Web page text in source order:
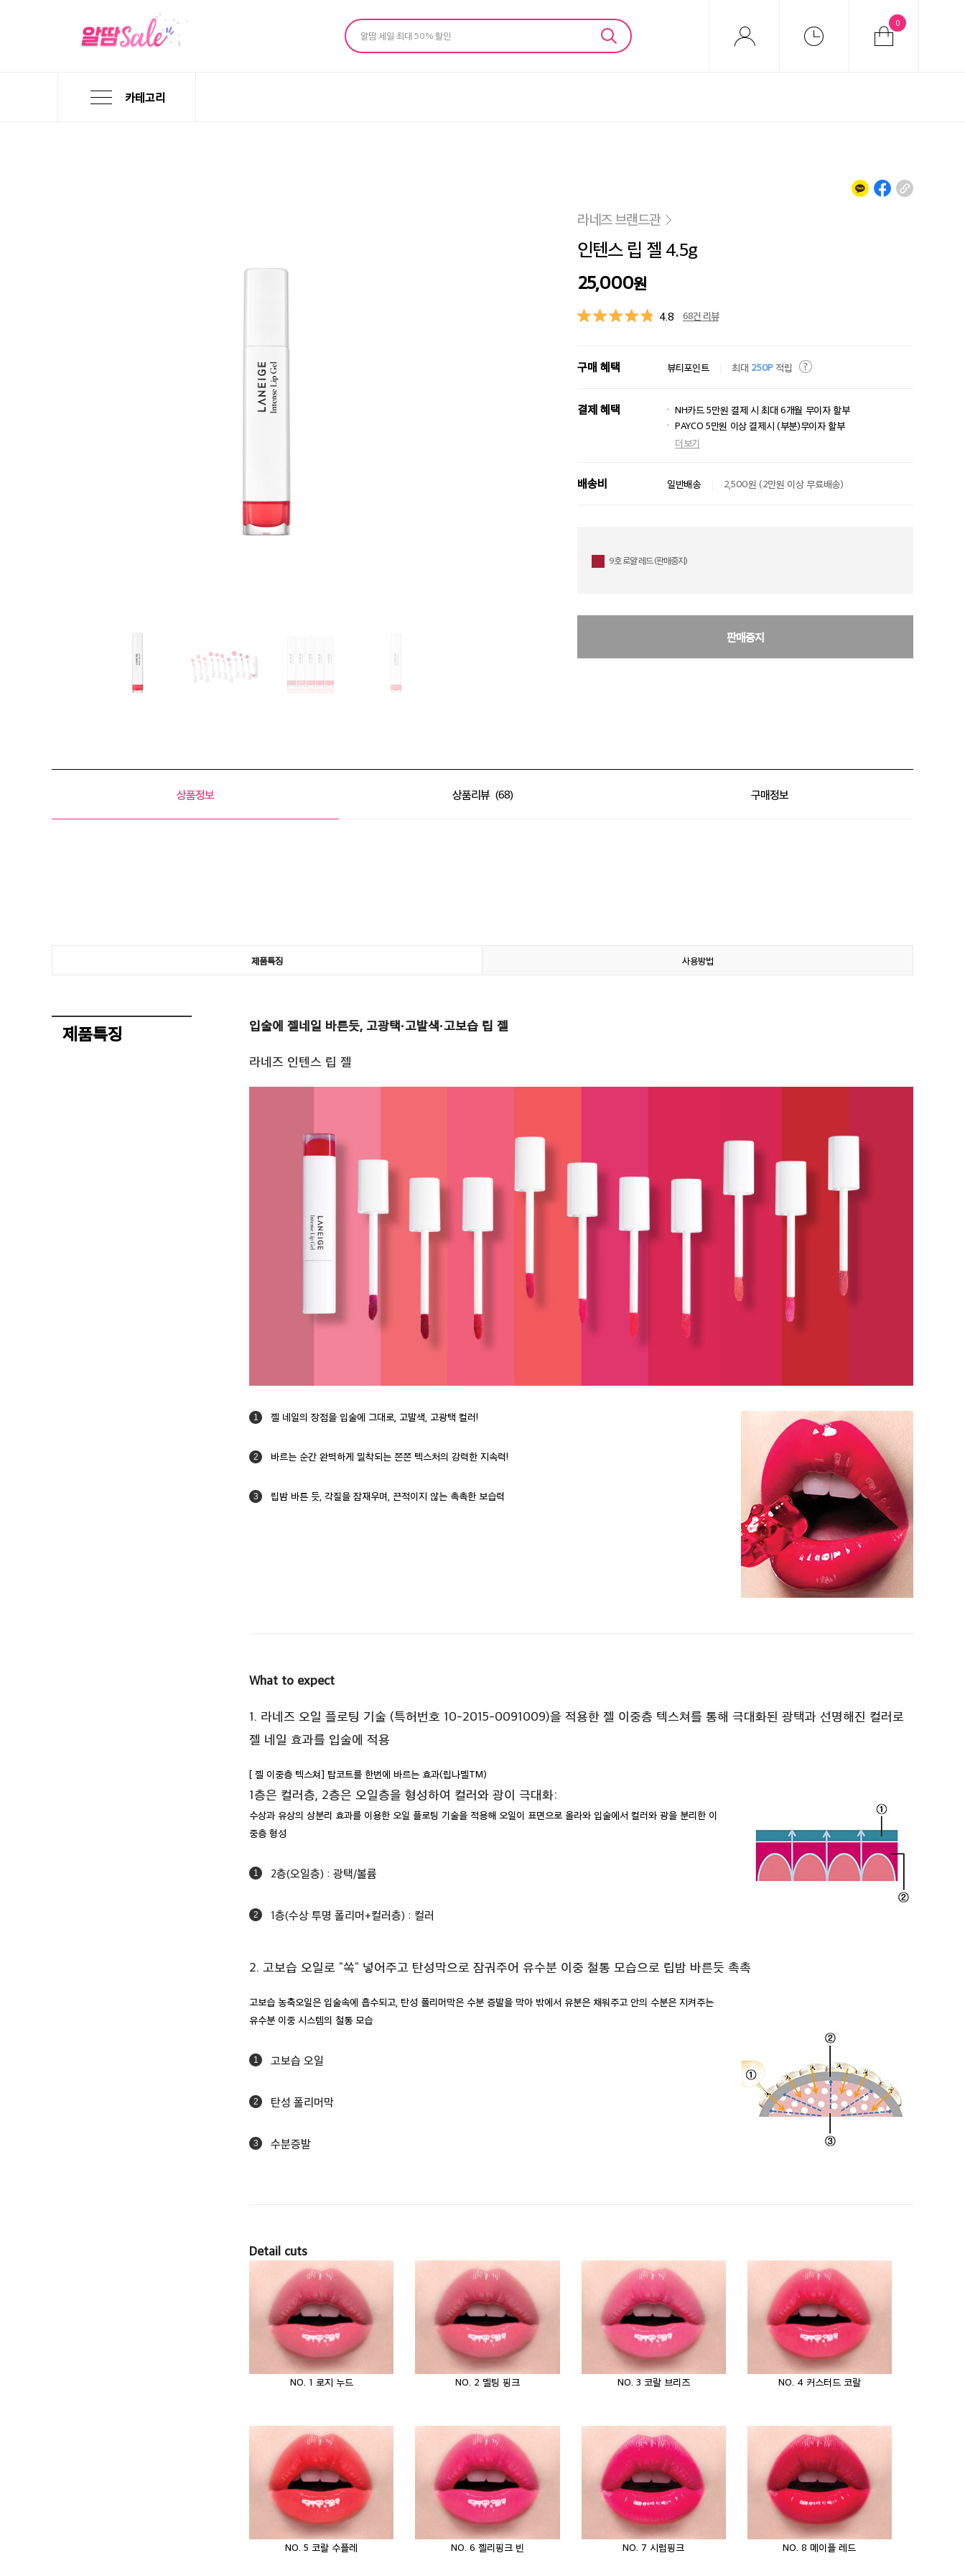
알땀 세일 최대 50% 할인
0
카테고리
라네즈 브랜드관
인텐스 립 젤 4.5g
25,000원
4.8 68건 리뷰
구매 혜택 뷰티포인트 최대 250P적립
결제 혜택
NH카드 5만원 결제 시 최대 6개월 무이자 할부
PAYCO 5만원 이상 결제시 (부분)무이자 할부
더보기
배송비 일반배송 2,500원 (2만원 이상 무료배송)
9호 로얄 레드 (판매중지)
판매중지
상품정보 상품리뷰 68 구매정보
제품특징 사용방법
제품특징 입술에 젤네일 바른듯, 고광택·고발색·고보습 립 젤
라네즈 인텐스 립 젤
1 젤 네일의 장점을 입술에 그대로, 고발색, 고광택 컬러!
2 바르는 순간 완벽하게 밀착되는 쫀쫀 텍스처의 강력한 지속력!
3 립밤 바른 듯, 각질을 잠재우며, 끈적이지 않는 촉촉한 보습력
What to expect
1. 라네즈 오일 플로팅 기술 (특허번호 10-2015-0091009)을 적용한 젤 이중층 텍스쳐를 통해 극대화된 광택과 선명해진 컬러로
젤 네일 효과를 입술에 적용
[ 젤 이중층 텍스쳐] 탑코트를 한번에 바르는 효과(립나멜TM)
1층은 컬러층, 2층은 오일층을 형성하여 컬러와 광이 극대화:
수상과 유상의 상분리 효과를 이용한 오일 플로팅 기술을 적용해 오일이 표면으로 올라와 입술에서 컬러와 광을 분리한 이
중층 형성
1 2층(오일층) : 광택/볼륨
2 1층(수상 투명 폴리머+컬러층) : 컬러
2. 고보습 오일로 “쏙“ 넣어주고 탄성막으로 잠궈주어 유수분 이중 철통 모습으로 립밤 바른듯 촉촉
고보습 농축오일은 입술속에 흡수되고, 탄성 폴리머막은 수분 증발을 막아 밖에서 유분은 채워주고 안의 수분은 지켜주는
유수분 이중 시스템의 철통 모습
1 고보습 오일
2 탄성 폴리머막
3 수분증발
Detail cuts
NO. 1 로지 누드 NO. 2 멜팅 핑크 NO. 3 코랄 브리즈 NO. 4 커스터드 코랄
NO. 5 코랄 수플레 NO. 6 젤리핑크 빈 NO. 7 시럽핑크 NO. 8 메이플 레드